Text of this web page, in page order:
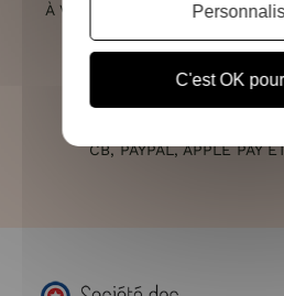
À VOTRE ÉCOUTE DU LUNDI
CB, PAYPAL, APPLE PAY
C'est OK